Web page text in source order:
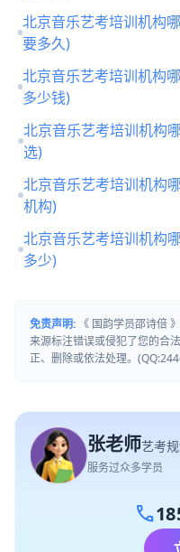
北京音乐艺考培训机构
要多久)
北京音乐艺考培训机构
多少钱)
北京音乐艺考培训机构
选)
北京音乐艺考培训机构
机构)
北京音乐艺考培训机构
多少)
免责声明: 《 国韵学员邵诗倍
来源标注错误或侵犯了您的合
正、删除或依法处理。
张老师艺考
服务过众多学员
call